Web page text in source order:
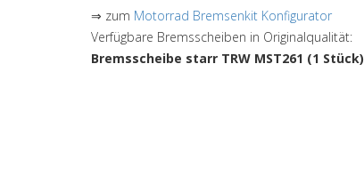
⇒ zum Motorrad Bremsenkit Konfigurator
Verfügbare Bremsscheiben in Originalqualität:
Bremsscheibe starr TRW MST261 (1 Stück)